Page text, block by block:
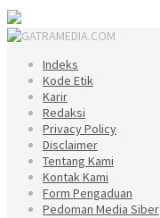
Indeks
Kode Etik
Karir
Redaksi
Privacy Policy
Disclaimer
Tentang Kami
Kontak Kami
Form Pengaduan
Pedoman Media Siber